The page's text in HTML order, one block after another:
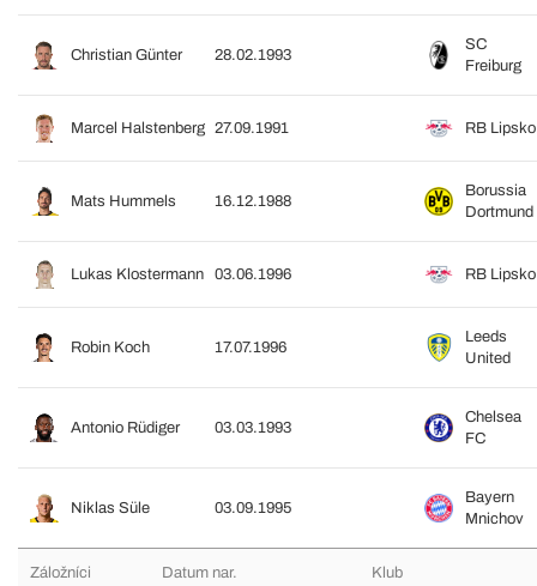
Christian Günter 28.02.1993
SC
Freiburg
Marcel Halstenberg 27.09.1991 RB Lipsko
Mats Hummels 16.12.1988
Borussia
Dortmund
Lukas Klostermann 03.06.1996 RB Lipsko
Robin Koch 17.07.1996
Leeds
United
Antonio Rüdiger 03.03.1993
Chelsea
FC
Niklas Süle 03.09.1995
Bayern
Mnichov
Záložníci Datum nar. Klub